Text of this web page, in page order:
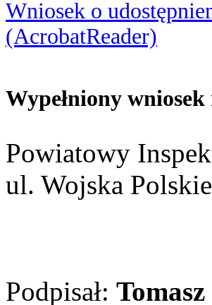
Wniosek o
(AcrobatReader)
Wypełniony wniosek
Powiatowy
ul. Wojska
Podpisał: